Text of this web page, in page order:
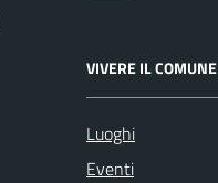
VIVERE IL COMUNE
Luoghi
Eventi